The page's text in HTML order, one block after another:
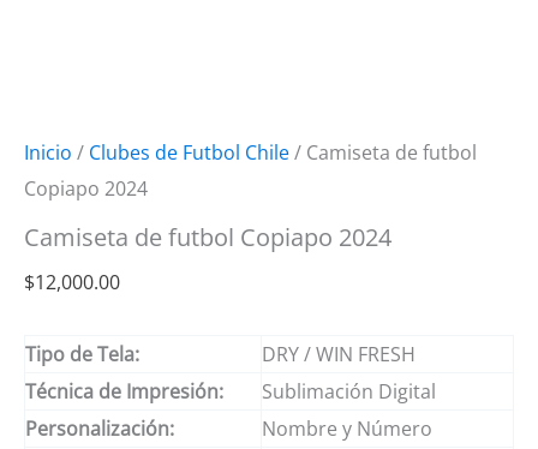
Inicio / Clubes de Futbol Chile/ Camiseta de futbol
Copiapo 2024
Camiseta de futbol Copiapo 2024
$12,000.00
Tipo de Tela:
DRY / WIN FRESH
Técnica de Impresión:
Sublimación Digital
Personalización:
Nombre y Número